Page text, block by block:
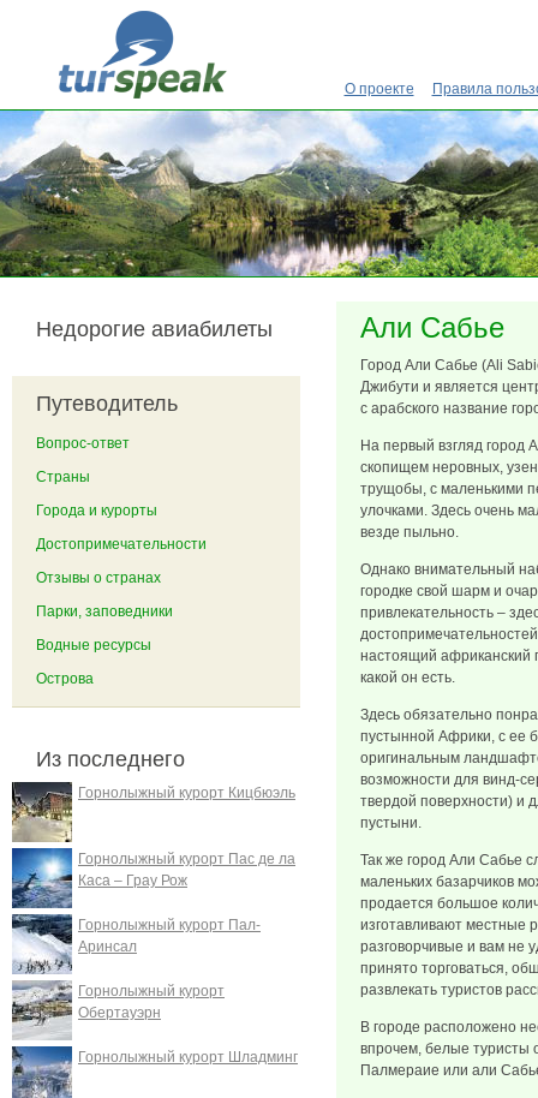
Перейти к основному содержанию
О проекте Правила
Али Сабье
Город Али Сабье (Ali
Джибути и является
с арабского название
На первый взгляд город
скопищем неровных,
трущобы, с маленькими
улочками. Здесь очень
везде пыльно.
Однако внимательный
городке свой шарм и
привлекательность –
настоящий африканский
какой он есть.
Здесь обязательно
пустынной Африки, с ее
оригинальным
возможности для винд-
твердой поверхности) и
пустыни.
Так же город Али Сабье
маленьких базарчиков
продается большое
изготавливают местные
разговорчивые и вам не
принято торговаться,
развлекать туристов
В городе расположено
впрочем, белые туристы
Палмераие или али
Недорогие авиабилеты
Путеводитель
Вопрос-ответ
Страны
Города и курорты
Достопримечательности
Отзывы о странах
Парки, заповедники
Водные ресурсы
Острова
Из последнего
Горнолыжный курорт Кицбюэль
Горнолыжный курорт Пас де ла
Каса – Грау Рож
Горнолыжный курорт Пал-
Аринсал
Горнолыжный курорт
Обертауэрн
Горнолыжный курорт Шладминг